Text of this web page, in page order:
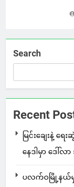
Search
Recent
မြင်းချေးနဲ့
နေဒါမှာ ဒေါ်လ
ပလက်ဝမြို့နယ်